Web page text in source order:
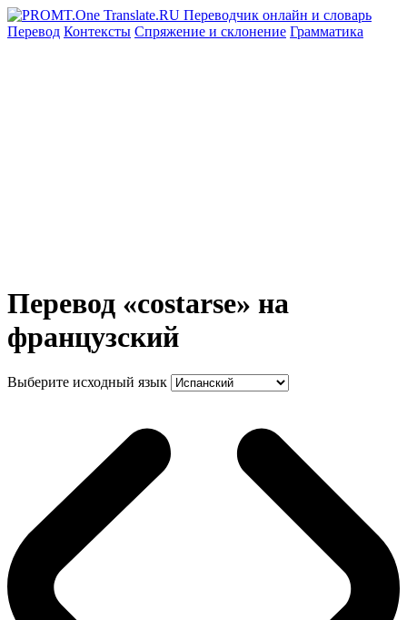
Перевод Контексты Спряжение и склонение Грамматика
Перевод «costarse» на
французский
Выберите исходный язык